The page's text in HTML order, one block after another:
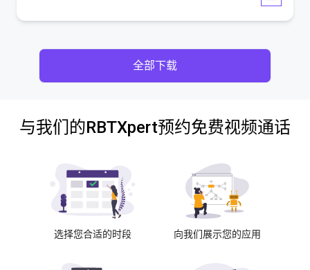
全部下载
与我们的RBTXpert预约免费视频通话
选择您合适的时段 向我们展示您的应用